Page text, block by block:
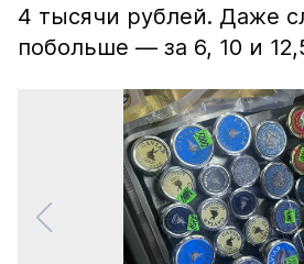
4 тысячи рублей. Даже
побольше — за 6, 10 и